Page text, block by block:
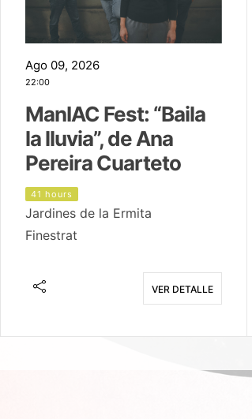
Ago 09, 2026
22:00
ManIAC Fest: “Baila
la lluvia”, de Ana
Pereira Cuarteto
41 hours
Jardines de la Ermita
Finestrat
VER DETALLE